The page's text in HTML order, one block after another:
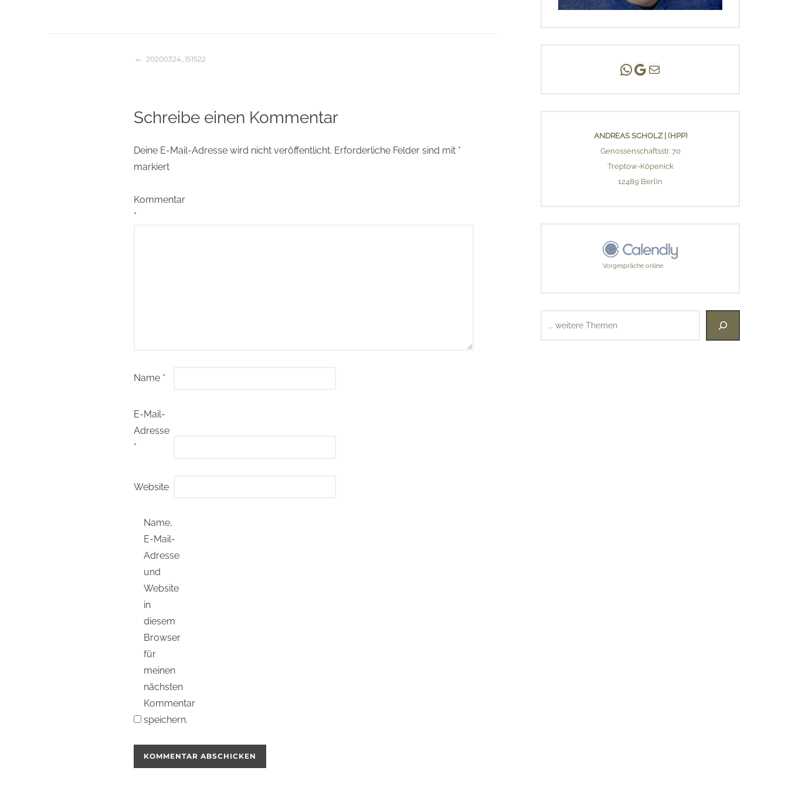
Beitragsnavigation
20200324_151522
Schreibe einen Kommentar
Deine E-Mail-Adresse wird nicht veröffentlicht. Erforderliche Felder sind mit *
markiert
Kommentar
*
Name *
E-Mail-
Adresse
*
Website
Name,
E-Mail-
Adresse
und
Website
in
diesem
Browser
für
meinen
nächsten
Kommentar
speichern.
Andreas Scholz | (HPP)
Praxis Adlershof
E-Mail an mich ...
ANDREAS SCHOLZ | (HPP)
Genossenschaftsstr. 70
Treptow-Köpenick
12489 Berlin
Vorgespräche online